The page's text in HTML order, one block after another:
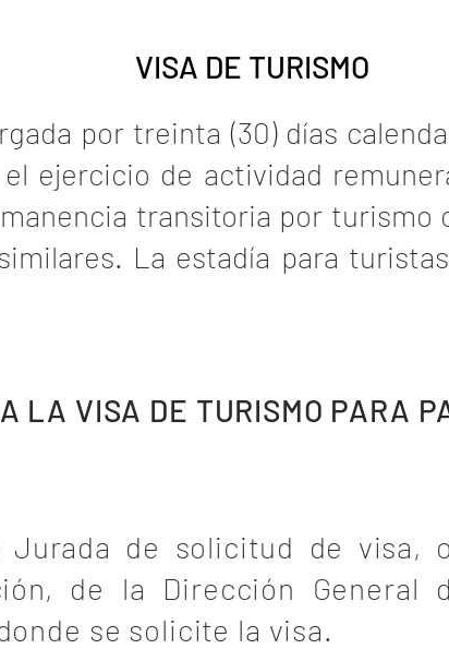
VISA DE TURISMO
por treinta (30) días
ejercicio de actividad
transitoria por turismo
La estadía para
Jurada de solicitud de
de la Dirección General
consulares
LA VISA DE TURISMO PARA